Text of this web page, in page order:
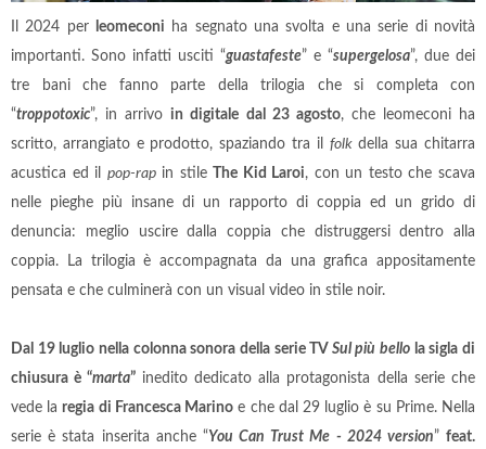
Il 2024 per leomeconi ha segnato una svolta e una serie di novità
importanti. Sono infatti usciti “guastafeste” e “supergelosa”, due dei
tre bani che fanno parte della trilogia che si completa con
“troppotoxic”, in arrivo in digitale dal 23 agosto, che leomeconi ha
scritto, arrangiato e prodotto, spaziando tra il folkdella sua chitarra
acustica ed il pop-rapin stile The Kid Laroi, con un testo che scava
nelle pieghe più insane di un rapporto di coppia ed un grido di
denuncia: meglio uscire dalla coppia che distruggersi dentro alla
coppia. La trilogia è accompagnata da una grafica appositamente
pensata e che culminerà con un visual video in stile noir.
Dal 19 luglio nella colonna sonora della serie TV Sul più bello la sigla di
chiusura è “marta” inedito dedicato alla protagonista della serie che
vede laregia di Francesca Marino e che dal 29 luglio è su Prime. Nella
serie è stata inserita anche “You Can Trust Me - 2024 version”feat.